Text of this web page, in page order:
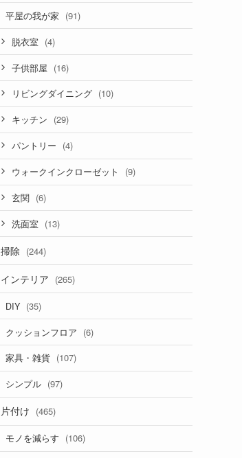
平屋の我が家 (91)
脱衣室 (4)
子供部屋 (16)
リビングダイニング (10)
キッチン (29)
パントリー (4)
ウォークインクローゼット (9)
玄関 (6)
洗面室 (13)
掃除 (244)
インテリア (265)
DIY (35)
クッションフロア (6)
家具・雑貨 (107)
シンプル (97)
片付け (465)
モノを減らす (106)